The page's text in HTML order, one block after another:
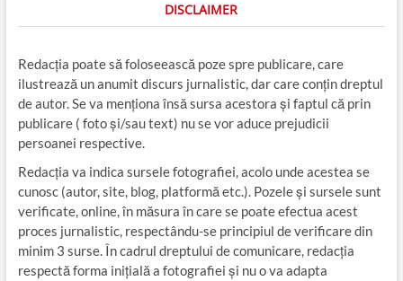
DISCLAIMER
Redacția poate să foloseească poze spre publicare, care
ilustrează un anumit discurs jurnalistic, dar care conțin dreptul
de autor. Se va menționa însă sursa acestora și faptul că prin
publicare ( foto și/sau text) nu se vor aduce prejudicii
persoanei respective.
Redacția va indica sursele fotografiei, acolo unde acestea se
cunosc (autor, site, blog, platformă etc.). Pozele și sursele sunt
verificate, online, în măsura în care se poate efectua acest
proces jurnalistic, respectându-se principiul de verificare din
minim 3 surse. În cadrul dreptului de comunicare, redacția
respectă forma inițială a fotografiei și nu o va adapta